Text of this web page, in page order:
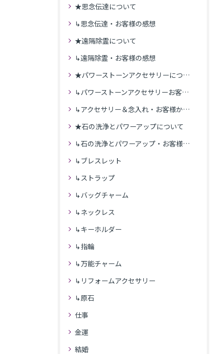
★思念伝達について
↳思念伝達・お客様の感想
★遠隔除霊について
↳遠隔除霊・お客様の感想
★パワーストーンアクセサリーについて
↳パワーストーンアクセサリーお客様の発送商品一覧
↳アクセサリー＆念入れ・お客様からの感想
★石の洗浄とパワーアップについて
↳石の洗浄とパワーアップ・お客様の感想
↳ブレスレット
↳ストラップ
↳バッグチャーム
↳ネックレス
↳キーホルダー
↳指輪
↳万能チャーム
↳リフォームアクセサリー
↳原石
仕事
金運
結婚